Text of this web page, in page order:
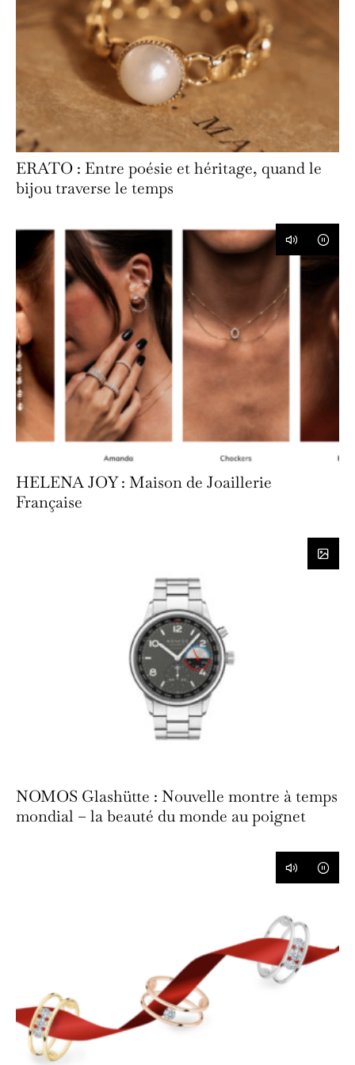
ERATO : Entre poésie et héritage, quand le
bijou traverse le temps
HELENA JOY : Maison de Joaillerie
Française
NOMOS Glashütte : Nouvelle montre à temps
mondial – la beauté du monde au poignet